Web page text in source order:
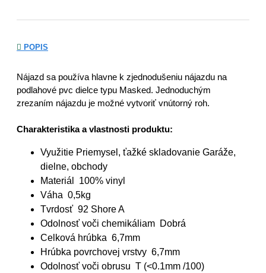
POPIS
Nájazd sa používa hlavne k zjednodušeniu nájazdu na
podlahové pvc dielce typu Masked. Jednoduchým
zrezaním nájazdu je možné vytvoriť vnútorný roh.
Charakteristika a vlastnosti produktu:
Využitie Priemysel, ťažké skladovanie Garáže,
dielne, obchody
Materiál 100% vinyl
Váha 0,5kg
Tvrdosť 92 Shore A
Odolnosť voči chemikáliam Dobrá
Celková hrúbka 6,7mm
Hrúbka povrchovej vrstvy 6,7mm
Odolnosť voči obrusu T (<0.1mm /100)